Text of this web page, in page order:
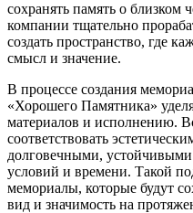
сохранять память о близком
компании тщательно
создать пространство, где
смысл и значение.
В процессе создания
«Хорошего Памятника»
материалов и исполнению.
соответствовать
долговечными,
условий и времени. Такой
мемориалы, которые будут
вид и значимость на